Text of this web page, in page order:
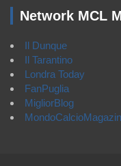
Network MCL
Il Dunque
Il Tarantino
Londra Today
FanPuglia
MigliorBlog